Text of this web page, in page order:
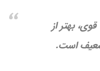
بهتر از
است.